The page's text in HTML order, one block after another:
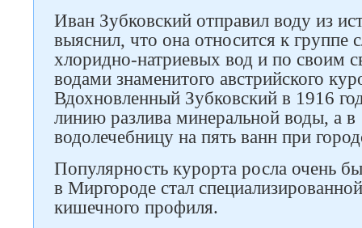
Иван Зубковский отправил воду из
выяснил, что она относится к группе
хлоридно-натриевых вод и по своим
водами знаменитого австрийского
Вдохновленный Зубковский в 1916
линию разлива минеральной воды, а
водолечебницу на пять ванн при
Популярность курорта росла очень
в Миргороде стал
кишечного профиля.